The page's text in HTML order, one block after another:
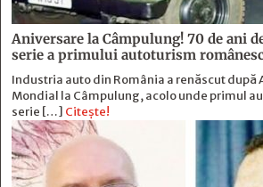
Aniversare la Câmpulung! 70 de ani
serie a primului autoturism
Industria auto din România a renăscut după
Mondial la Câmpulung, acolo unde primul
serie […] Citește!